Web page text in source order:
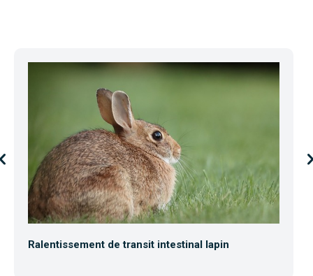
Ralentissement de transit intestinal lapin